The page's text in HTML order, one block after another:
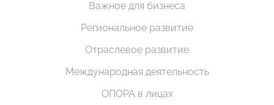
Важное для бизнеса
Региональное развитие
Отраслевое развитие
Международная деятельность
ОПОРА в лицах